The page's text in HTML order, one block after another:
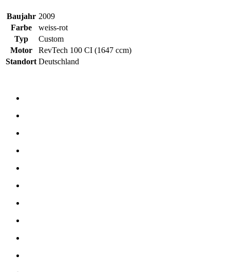
Baujahr 2009
Farbe
weiss-rot
Typ
Custom
Motor
RevTech 100 CI (1647 ccm)
Standort Deutschland